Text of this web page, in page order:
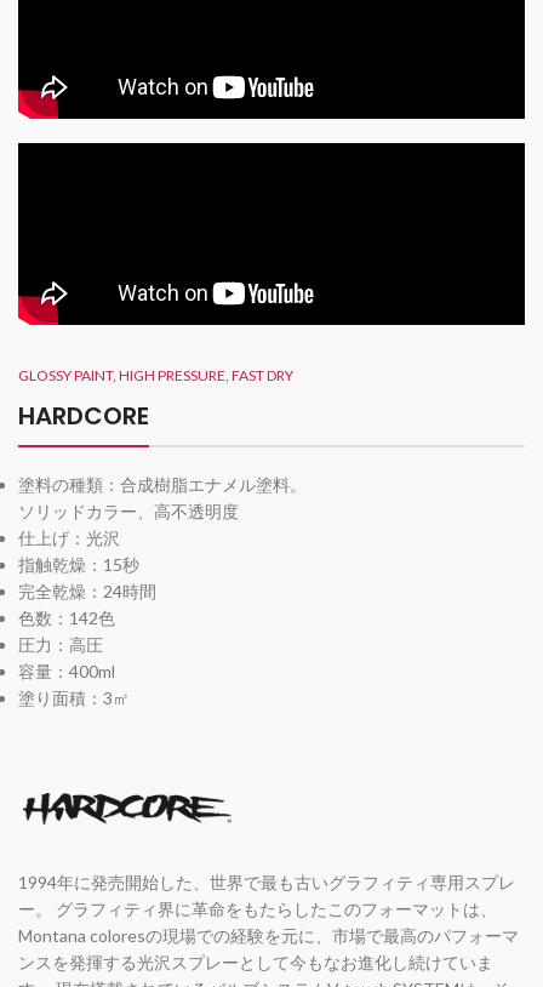
GLOSSY PAINT, HIGH PRESSURE, FAST DRY
HARDCORE
塗料の種類：合成樹脂エナメル塗料。
ソリッドカラー、高不透明度
仕上げ：光沢
指触乾燥：15秒
完全乾燥：24時間
色数：142色
圧力：高圧
容量：400ml
塗り面積：3㎡
1994年に発売開始した、世界で最も古いグラフィティ専用スプレ
ー。 グラフィティ界に革命をもたらしたこのフォーマットは、
Montana coloresの現場での経験を元に、市場で最高のパフォーマ
ンスを発揮する光沢スプレーとして今もなお進化し続けていま